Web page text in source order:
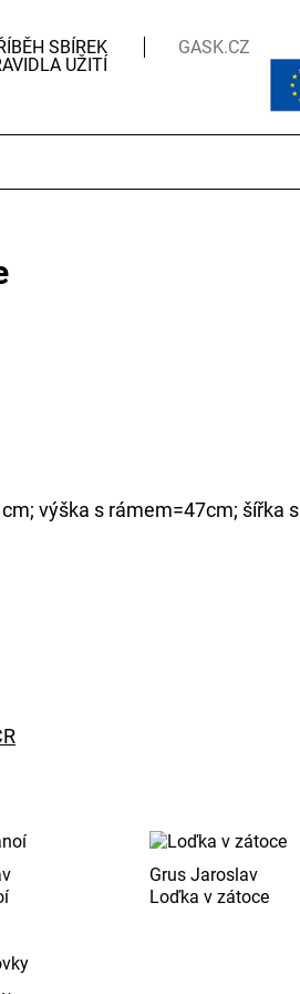
SBÍREK
UŽITÍ
GASK.CZ
výška s rámem=47cm; šířka s
Grus Jaroslav
Loďka v zátoce